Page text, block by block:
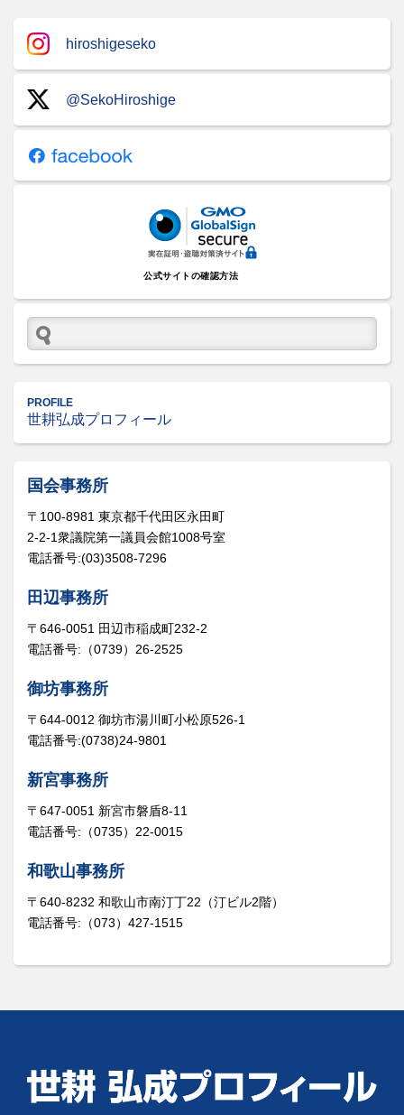
hiroshigeseko
@SekoHiroshige
公式サイトの確認方法
PROFILE
世耕弘成プロフィール
国会事務所
〒100-8981 東京都千代田区永田町
2-2-1衆議院第一議員会館1008号室
電話番号:(03)3508-7296
田辺事務所
〒646-0051 田辺市稲成町232-2
電話番号:（0739）26-2525
御坊事務所
〒644-0012 御坊市湯川町小松原526-1
電話番号:(0738)24-9801
新宮事務所
〒647-0051 新宮市磐盾8-11
電話番号:（0735）22-0015
和歌山事務所
〒640-8232 和歌山市南汀丁22（汀ビル2階）
電話番号:（073）427-1515